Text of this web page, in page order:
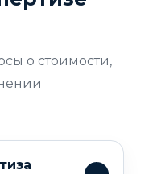
о стоимости,